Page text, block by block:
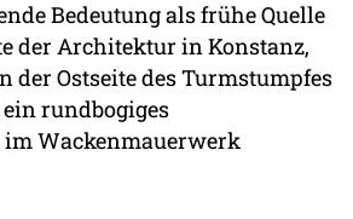
Bedeutung als frühe Quelle
der Architektur in Konstanz,
der Ostseite des Turmstumpfes
rundbogiges
Wackenmauerwerk